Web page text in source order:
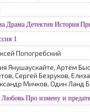
Драма Детектив История
1
Попогребский
Янушаускайте, Артём
Сергей Безруков,
Мичков, Один Ланд
Любовь Про измену и